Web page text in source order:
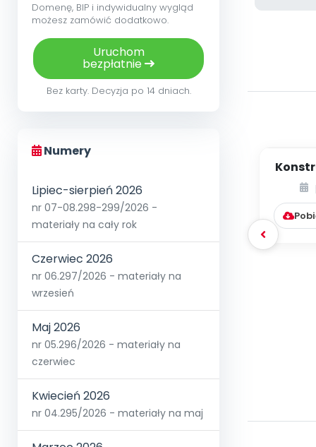
Domenę, BIP i indywidualny wygląd
możesz zamówić dodatkowo.
Uruchom
bezpłatnie
Bez karty. Decyzja po 14 dniach.
Numery
Lipiec-sierpień 2026
nr 07-08.298-299/2026 -
materiały na cały rok
Czerwiec 2026
nr 06.297/2026 - materiały na
wrzesień
Maj 2026
nr 05.296/2026 - materiały na
czerwiec
Kwiecień 2026
nr 04.295/2026 - materiały na maj
[PBP